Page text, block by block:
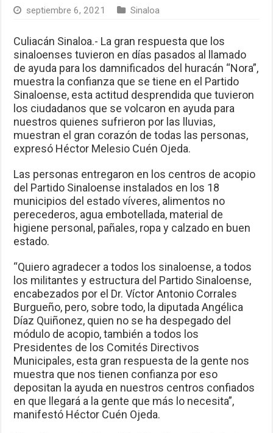
septiembre 6, 2021 Sinaloa
Culiacán Sinaloa.- La gran respuesta que los
sinaloenses tuvieron en días pasados al llamado
de ayuda para los damnificados del huracán “Nora”,
muestra la confianza que se tiene en el Partido
Sinaloense, esta actitud desprendida que tuvieron
los ciudadanos que se volcaron en ayuda para
nuestros quienes sufrieron por las lluvias,
muestran el gran corazón de todas las personas,
expresó Héctor Melesio Cuén Ojeda.
Las personas entregaron en los centros de acopio
del Partido Sinaloense instalados en los 18
municipios del estado víveres, alimentos no
perecederos, agua embotellada, material de
higiene personal, pañales, ropa y calzado en buen
estado.
“Quiero agradecer a todos los sinaloense, a todos
los militantes y estructura del Partido Sinaloense,
encabezados por el Dr. Víctor Antonio Corrales
Burgueño, pero, sobre todo, la diputada Angélica
Díaz Quiñonez, quien no se ha despegado del
módulo de acopio, también a todos los
Presidentes de los Comités Directivos
Municipales, esta gran respuesta de la gente nos
muestra que nos tienen confianza por eso
depositan la ayuda en nuestros centros confiados
en que llegará a la gente que más lo necesita”,
manifestó Héctor Cuén Ojeda.